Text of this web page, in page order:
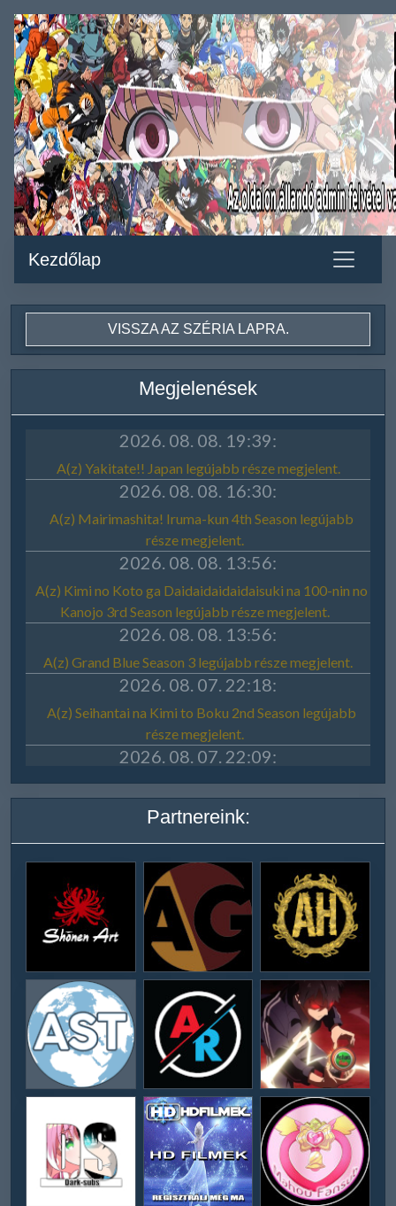
Kezdőlap
VISSZA AZ SZÉRIA LAPRA.
Megjelenések
Partnereink: